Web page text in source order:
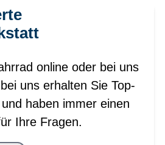
online oder bei uns
uns erhalten Sie Top-
haben immer einen
Ihre Fragen.